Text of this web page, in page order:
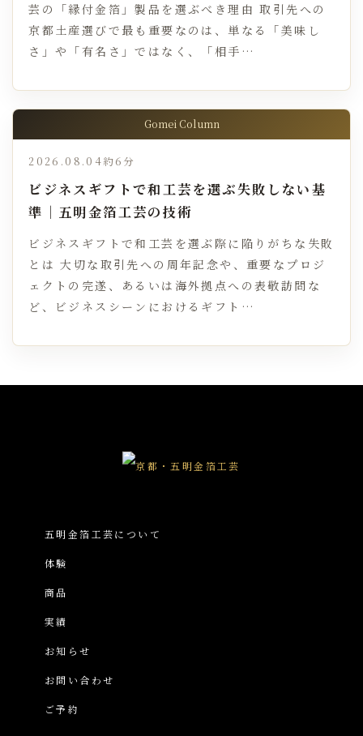
芸の「縁付金箔」製品を選ぶべき理由 取引先への
京都土産選びで最も重要なのは、単なる「美味し
さ」や「有名さ」ではなく、「相手…
Gomei Column
2026.08.04約6分
ビジネスギフトで和工芸を選ぶ失敗しない基
準｜五明金箔工芸の技術
ビジネスギフトで和工芸を選ぶ際に陥りがちな失敗
とは 大切な取引先への周年記念や、重要なプロジ
ェクトの完遂、あるいは海外拠点への表敬訪問な
ど、ビジネスシーンにおけるギフト…
五明金箔工芸について
体験
商品
実績
お知らせ
お問い合わせ
ご予約